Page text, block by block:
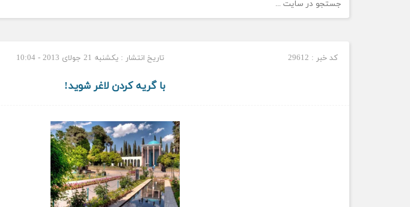
کد خبر : 29612 تاریخ انتشار : یکشنبه 21 جولای 2013 - 10:04
با گریه کردن لاغر شوید!